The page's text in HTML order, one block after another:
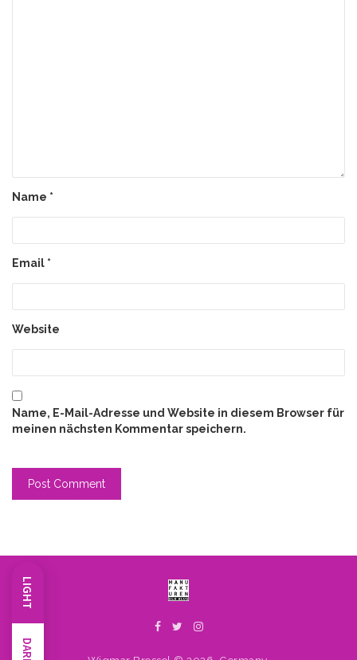
LIGHT
DARK
Name *
Email *
Website
Name, E-Mail-Adresse und Website in diesem Browser für
meinen nächsten Kommentar speichern.